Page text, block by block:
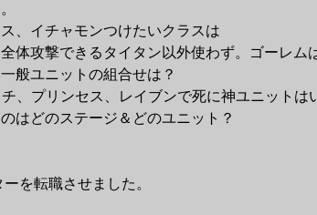
、イチャモンつけたいクラスは
体攻撃できるタイタン以外使わず。ゴーレム
般ユニットの組合せは？
、プリンセス、レイブンで死に神ユニットは
はどのステージ＆どのユニット？
を転職させました。